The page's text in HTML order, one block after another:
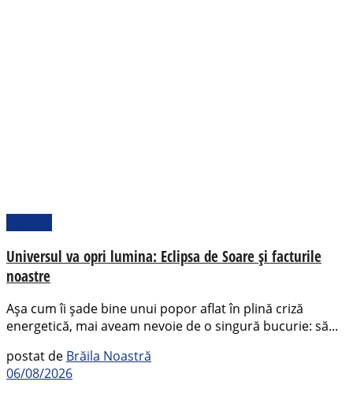
Universul va opri lumina: Eclipsa de Soare și facturile
noastre
Așa cum îi șade bine unui popor aflat în plină criză
energetică, mai aveam nevoie de o singură bucurie: să...
postat de Brăila Noastră
06/08/2026